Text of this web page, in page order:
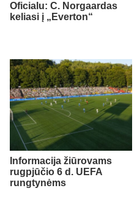
Oficialu: C. Norgaardas
keliasi į „Everton“
Informacija žiūrovams
rugpjūčio 6 d. UEFA
rungtynėms